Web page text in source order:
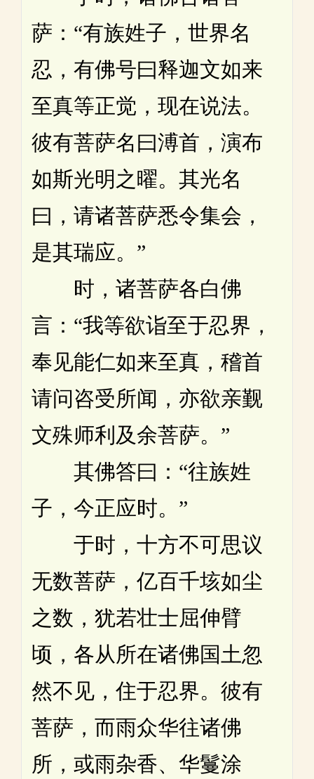
萨：“有族姓子，世界名
忍，有佛号曰释迦文如来
至真等正觉，现在说法。
彼有菩萨名曰溥首，演布
如斯光明之曜。其光名
曰，请诸菩萨悉令集会，
是其瑞应。”
时，诸菩萨各白佛
言：“我等欲诣至于忍界，
奉见能仁如来至真，稽首
请问咨受所闻，亦欲亲觐
文殊师利及余菩萨。”
其佛答曰：“往族姓
子，今正应时。”
于时，十方不可思议
无数菩萨，亿百千垓如尘
之数，犹若壮士屈伸臂
顷，各从所在诸佛国土忽
然不见，住于忍界。彼有
菩萨，而雨众华往诸佛
所，或雨杂香、华鬘涂